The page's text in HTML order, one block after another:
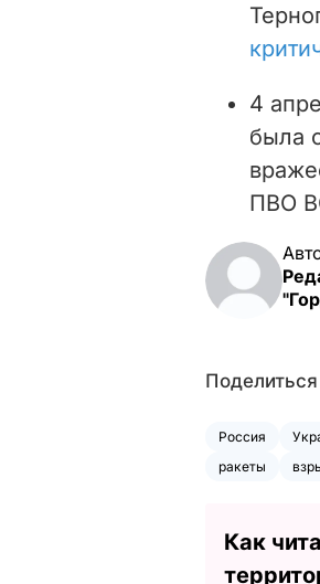
4
была
ПВО
Поделиться
Россия
ракеты
Как